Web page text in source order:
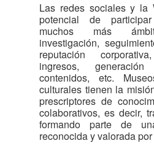
Las redes sociales y la
potencial de
muchos más
investigación,
reputación
ingresos,
contenidos, etc.
culturales tienen la
prescriptores de
colaborativos, es decir,
formando parte de
reconocida y valorada